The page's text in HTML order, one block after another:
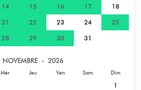
14 15 16 17 18
21 22 23 24 25
28 29 30 31
NOVEMBRE - 2026
Mer Jeu Ven Sam Dim
1